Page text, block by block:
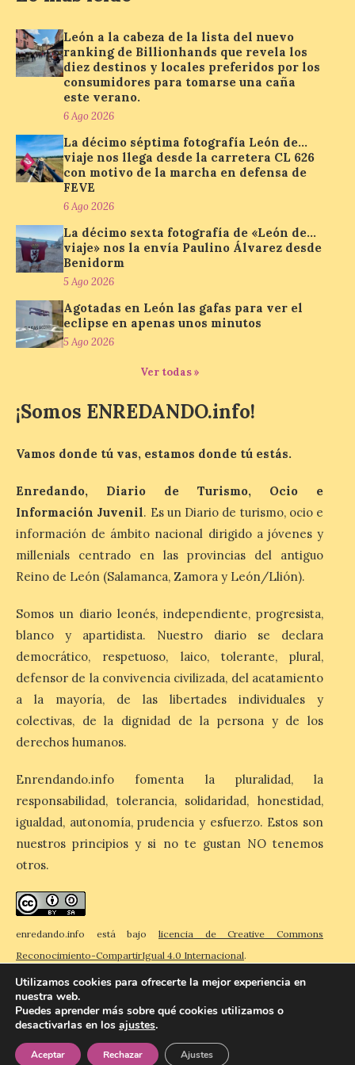
La retinopatía solar puede
provocar pérdida de
visión central, manchas en
el campo visual y
alteraciones en la
percepción de formas y colores. El
especialista en Oftalmología del Hospital
San Juan de Dios de León, Dr. Mahave
Ruiz, advierte de […]
La décimo séptima
fotografía León de…viaje
nos llega desde la
carretera CL 626 con
motivo de la marcha en
defensa de FEVE
6 Ago 2026
Nueva edición de León
juvenil de la Asociación
Enróllate, la Asociación
Turismo, Ocio e Información para
jóvenes “Enredando.info”. Eduardo
Camarzius fest: frente al
macroevento, un festival
cultural transformador
que apuesta por el legado.
6 Ago 2026
Los días 7, 8 y 9 de agosto
de 2026, Camarzana de
en punto de encuentro,
con la Villa Romana de
Orpheus. Vivimos un momento en el que la
música en directo mueve grandes
El Ayuntamiento de
Cabrillanes analizará,
conforme a la legalidad, la
solicitud para la
Eclipse Festival
6 Ago 2026
Durante la mañana de ayer
miércoles ha sido
registrada en el
Ayuntamiento una
solicitud relacionada con
la celebración de este evento. Ante las
informaciones aparecidas en distintos
León a la cabeza de la lista del nuevo
ranking de Billionhands que revela los
diez destinos y locales preferidos por los
consumidores para tomarse una caña
este verano.
6 Ago 2026
La décimo séptima fotografía León de…
viaje nos llega desde la carretera CL 626
con motivo de la marcha en defensa de
FEVE
6 Ago 2026
La décimo sexta fotografía de «León de…
viaje» nos la envía Paulino Álvarez desde
Benidorm
5 Ago 2026
Agotadas en León las gafas para ver el
eclipse en apenas unos minutos
5 Ago 2026
Ver todas »
¡Somos ENREDANDO.info!
Vamos donde tú vas, estamos donde tú estás.
Enredando, Diario de Turismo, Ocio e
Información Juvenil. Es un Diario de turismo, ocio e
información de ámbito nacional dirigido a jóvenes y
millenials centrado en las provincias del antiguo
Reino de León (Salamanca, Zamora y León/Llión).
Somos un diario leonés, independiente, progresista,
blanco y apartidista. Nuestro diario se declara
democrático, respetuoso, laico, tolerante, plural,
defensor de la convivencia civilizada, del acatamiento
a la mayoría, de las libertades individuales y
colectivas, de la dignidad de la persona y de los
derechos humanos.
Enrendando.info fomenta la pluralidad, la
responsabilidad, tolerancia, solidaridad, honestidad,
igualdad, autonomía, prudencia y esfuerzo. Estos son
nuestros principios y si no te gustan NO tenemos
otros.
enredando.info está bajo licencia de Creative Commons
Reconocimiento-CompartirIgual 4.0 Internacional.
© 2026 Enredando Política de privacidad
Utilizamos cookies para ofrecerte la mejor experiencia en
nuestra web.
Puedes aprender más sobre qué cookies utilizamos o
desactivarlas en los ajustes.
Aceptar Rechazar Ajustes